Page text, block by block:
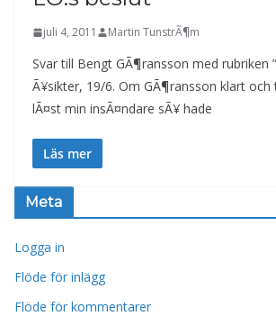
juli 4, 2011 Martin TunstrÃ¶m
Svar till Bengt GÃ¶ransson med rubriken
Ã¥sikter, 19/6. Om GÃ¶ransson klart och
lÃ¤st min insÃ¤ndare sÃ¥ hade
Läs mer
Meta
Logga in
Flöde för inlägg
Flöde för kommentarer